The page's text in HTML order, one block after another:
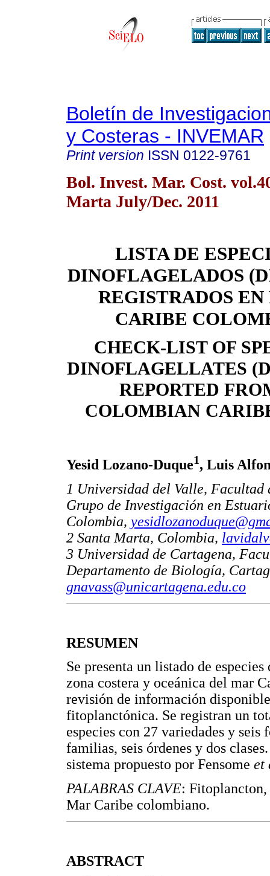
Boletín de
y Costeras - INVEMAR
Print version ISSN 0122-9761
Bol. Invest. Mar. Cost.
Marta July/Dec. 2011
LISTA DE
DINOFLAGELADOS
REGISTRADOS
CARIBE
CHECK-LIST OF
DINOFLAGELLATES
REPORTED
COLOMBIAN
Yesid Lozano-Duque1, Luis
1 Universidad del Valle,
Grupo de Investigación en
Colombia,
2 Santa Marta, Colombia,
3 Universidad de Cartagena,
Departamento de Biología,
gnavass@unicartagena.edu.co
RESUMEN
Se presenta un listado de
zona costera y oceánica del mar
revisión de información
fitoplanctónica. Se registran un
especies con 27 variedades y seis
familias, seis órdenes y dos
sistema propuesto por Fensome et
PALABRAS CLAVE:
Mar Caribe colombiano.
ABSTRACT